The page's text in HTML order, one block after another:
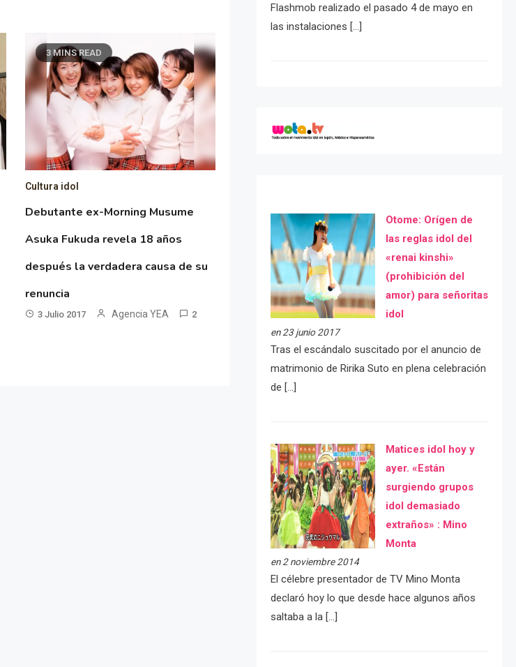
3 MINS READ
Cultura idol
Debutante ex-Morning Musume
Asuka Fukuda revela 18 años
después la verdadera causa de su
renuncia
3 Julio 2017 Agencia YEA 2
Flashmob realizado el pasado 4 de mayo en
las instalaciones […]
Otome: Orígen de
las reglas idol del
«renai kinshi»
(prohibición del
amor) para señoritas
idol
en 23 junio 2017
Tras el escándalo suscitado por el anuncio de
matrimonio de Ririka Suto en plena celebración
de […]
Matices idol hoy y
ayer. «Están
surgiendo grupos
idol demasiado
extraños» : Mino
Monta
en 2 noviembre 2014
El célebre presentador de TV Mino Monta
declaró hoy lo que desde hace algunos años
saltaba a la […]